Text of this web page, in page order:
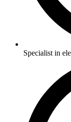
Specialist in